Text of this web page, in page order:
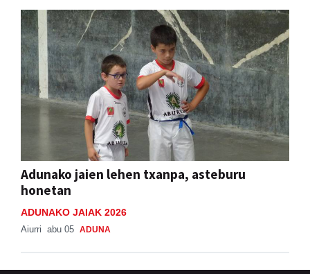
Adunako jaien lehen txanpa, asteburu
honetan
ADUNAKO JAIAK 2026
Aiurri abu 05 ADUNA